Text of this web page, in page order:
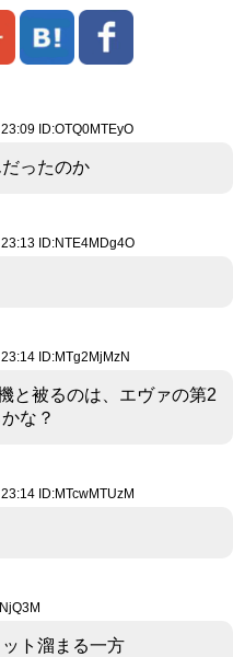
ID:OTQ0MTEyO
ったのか
ID:NTE4MDg4O
ID:MTg2MjMzN
と被るのは、エヴァの第2
な？
ID:MTcwMTUzM
ト溜まる一方